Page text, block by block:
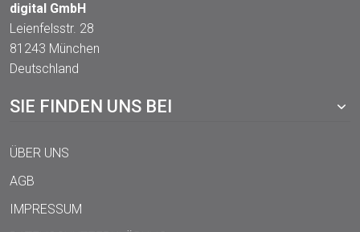
digital GmbH
Leienfelsstr. 28
81243 München
Deutschland
SIE FINDEN UNS BEI
ÜBER UNS
AGB
IMPRESSUM